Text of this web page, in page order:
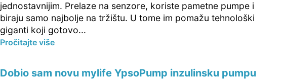
jednostavnijim. Prelaze na senzore, koriste pametne pumpe i
biraju samo najbolje na tržištu. U tome im pomažu tehnološki
giganti koji gotovo...
Pročitajte više
Dobio sam novu mylife YpsoPump inzulinsku pumpu